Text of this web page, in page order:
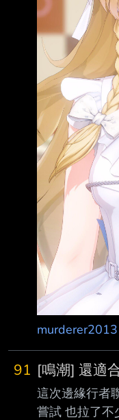
murderer2013
91 [鳴潮] 還適
這次邊緣行者
嘗試 也拉了